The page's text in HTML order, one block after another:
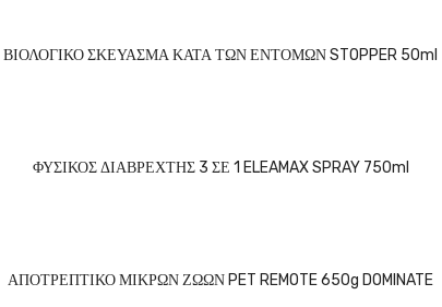
ΒΙΟΛΟΓΙΚΟ ΣΚΕΥΑΣΜΑ ΚΑΤΑ ΤΩΝ ΕΝΤΟΜΩΝ STOPPER 50ml
ΦΥΣΙΚΟΣ ΔΙΑΒΡΕΧΤΗΣ 3 ΣΕ 1 ELEAMAX SPRAY 750ml
ΑΠΟΤΡΕΠΤΙΚΟ ΜΙΚΡΩΝ ΖΩΩΝ PET REMOTE 650g DOMINATE